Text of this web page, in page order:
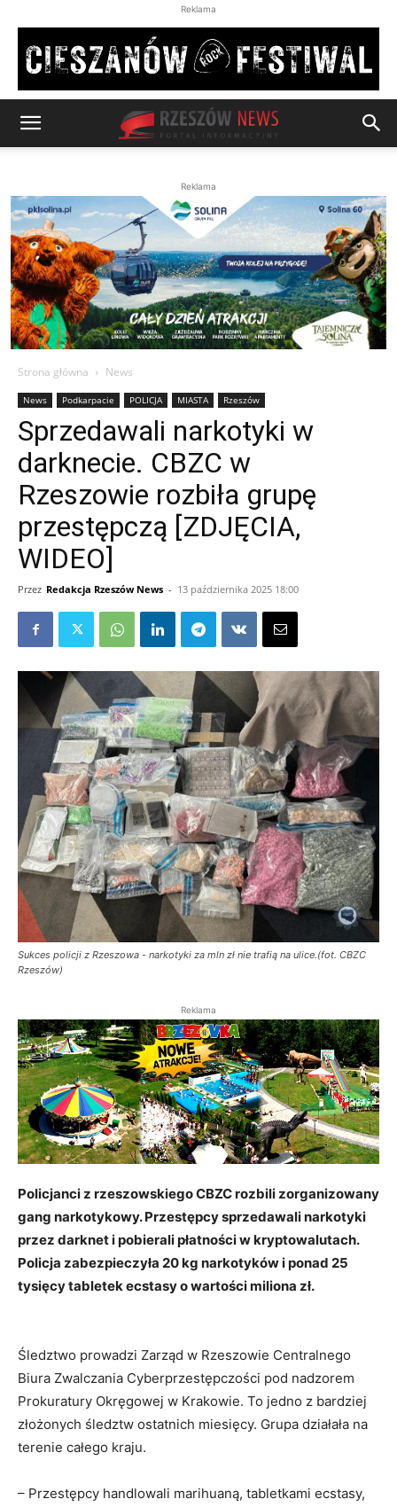
Reklama
Reklama
Strona główna News
News Podkarpacie POLICJA MIASTA Rzeszów
Sprzedawali narkotyki w
darknecie. CBZC w
Rzeszowie rozbiła grupę
przestępczą [ZDJĘCIA,
WIDEO]
Przez Redakcja Rzeszów News - 13 października 2025 18:00
Sukces policji z Rzeszowa - narkotyki za mln zł nie trafią na ulice.(fot. CBZC
Rzeszów)
Reklama
Policjanci z rzeszowskiego CBZC rozbili zorganizowany
gang narkotykowy. Przestępcy sprzedawali narkotyki
przez darknet i pobierali płatności w kryptowalutach.
Policja zabezpieczyła 20 kg narkotyków i ponad 25
tysięcy tabletek ecstasy o wartości miliona zł.
Śledztwo prowadzi Zarząd w Rzeszowie Centralnego
Biura Zwalczania Cyberprzestępczości pod nadzorem
Prokuratury Okręgowej w Krakowie. To jedno z bardziej
złożonych śledztw ostatnich miesięcy. Grupa działała na
terenie całego kraju.
– Przestępcy handlowali marihuaną, tabletkami ecstasy,